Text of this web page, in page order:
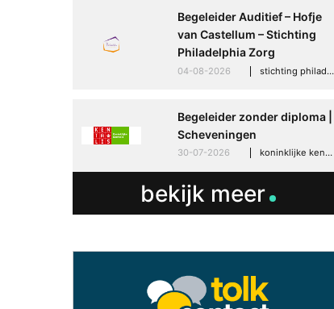
Begeleider Auditief – Hofje
van Castellum – Stichting
Philadelphia Zorg
04-08-2026 stichting philadelphia zorg, den haag
Begeleider zonder diploma |
Scheveningen
30-07-2026 koninklijke kentalis, scheveningen
bekijk meer